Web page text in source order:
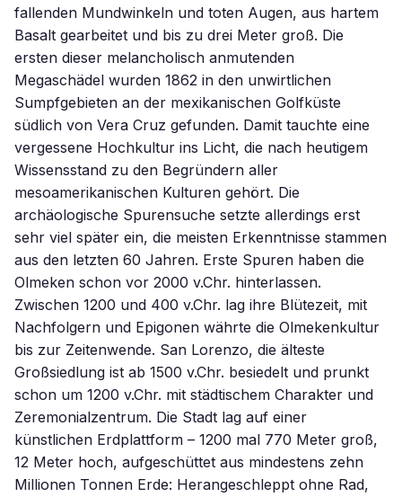
fallenden Mundwinkeln und toten Augen, aus hartem
Basalt gearbeitet und bis zu drei Meter groß. Die
ersten dieser melancholisch anmutenden
Megaschädel wurden 1862 in den unwirtlichen
Sumpfgebieten an der mexikanischen Golfküste
südlich von Vera Cruz gefunden. Damit tauchte eine
vergessene Hochkultur ins Licht, die nach heutigem
Wissensstand zu den Begründern aller
mesoamerikanischen Kulturen gehört. Die
archäologische Spurensuche setzte allerdings erst
sehr viel später ein, die meisten Erkenntnisse stammen
aus den letzten 60 Jahren. Erste Spuren haben die
Olmeken schon vor 2000 v.Chr. hinterlassen.
Zwischen 1200 und 400 v.Chr. lag ihre Blütezeit, mit
Nachfolgern und Epigonen währte die Olmekenkultur
bis zur Zeitenwende. San Lorenzo, die älteste
Großsiedlung ist ab 1500 v.Chr. besiedelt und prunkt
schon um 1200 v.Chr. mit städtischem Charakter und
Zeremonialzentrum. Die Stadt lag auf einer
künstlichen Erdplattform – 1200 mal 770 Meter groß,
12 Meter hoch, aufgeschüttet aus mindestens zehn
Millionen Tonnen Erde: Herangeschleppt ohne Rad,